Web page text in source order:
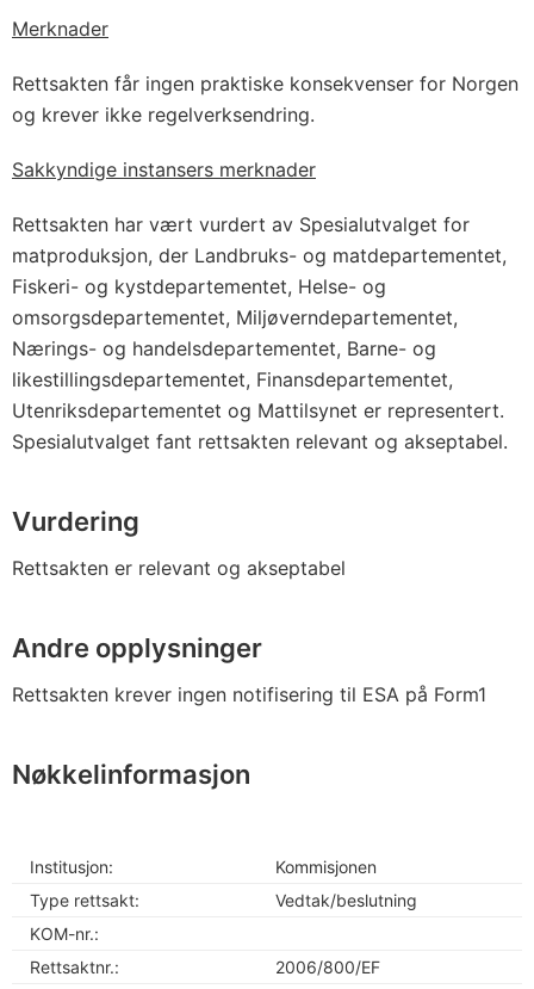
Merknader
Rettsakten får ingen praktiske konsekvenser for Norgen
og krever ikke regelverksendring.
Sakkyndige instansers merknader
Rettsakten har vært vurdert av Spesialutvalget for
matproduksjon, der Landbruks- og matdepartementet,
Fiskeri- og kystdepartementet, Helse- og
omsorgsdepartementet, Miljøverndepartementet,
Nærings- og handelsdepartementet, Barne- og
likestillingsdepartementet, Finansdepartementet,
Utenriksdepartementet og Mattilsynet er representert.
Spesialutvalget fant rettsakten relevant og akseptabel.
Vurdering
Rettsakten er relevant og akseptabel
Andre opplysninger
Rettsakten krever ingen notifisering til ESA på Form1
Nøkkelinformasjon
Institusjon:
Kommisjonen
Type rettsakt:
Vedtak/beslutning
KOM-nr.:
Rettsaktnr.:
2006/800/EF